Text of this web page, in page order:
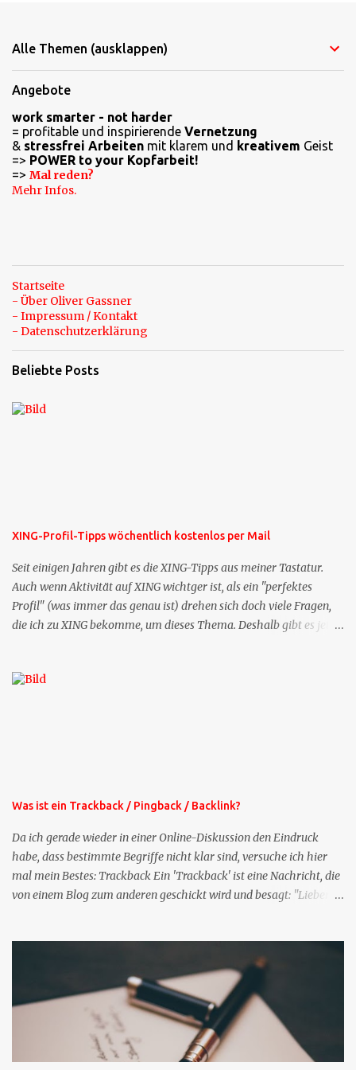
m
n
t
a
r
e
Alle Themen (ausklappen)
Angebote
work smarter - not harder
= profitable und inspirierende Vernetzung
& stressfrei Arbeiten mit klarem und kreativem Geist
=> POWER to your Kopfarbeit!
=> Mal reden?
Mehr Infos.
Startseite
- Über Oliver Gassner
- Impressum / Kontakt
- Datenschutzerklärung
Beliebte Posts
XING-Profil-Tipps wöchentlich kostenlos per Mail
Seit einigen Jahren gibt es die XING-Tipps aus meiner Tastatur.
Auch wenn Aktivität auf XING wichtger ist, als ein "perfektes
Profil" (was immer das genau ist) drehen sich doch viele Fragen,
die ich zu XING bekomme, um dieses Thema. Deshalb gibt es jetzt
bekommen Sie kostenlos eine weitere Folge. Die Startsequenz ist 16
Was ist ein Trackback / Pingback / Backlink?
Da ich gerade wieder in einer Online-Diskussion den Eindruck
habe, dass bestimmte Begriffe nicht klar sind, versuche ich hier
mal mein Bestes: Trackback Ein 'Trackback' ist eine Nachricht, die
von einem Blog zum anderen geschickt wird und besagt: "Lieber
was ich zu deinem Inhalt zu sagen hatte." Diese
Nachrichtenfunktion wird 'angestoßen' in dem 'mein' Blog an die
'TrackbackURL' des Anderen einen 'Ping' schickt, d.h. ein paar
Parameter übergibt (URL meines Eintrags, Kurzzitat meines
Beitrags). Praktisch muss man nichts Anderes tun, als die
TrackbackURL beim Schreiben meines Beitrags in ein bestimmtes